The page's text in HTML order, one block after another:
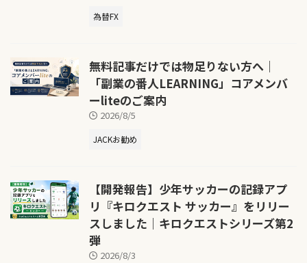
為替FX
無料記事だけでは物足りない方へ｜
「副業の番人LEARNING」コアメンバ
ーliteのご案内
2026/8/5
JACKお勧め
【開発報告】少年サッカーの記録アプ
リ『キロクエスト サッカー』をリリー
スしました｜キロクエストシリーズ第2
弾
2026/8/3